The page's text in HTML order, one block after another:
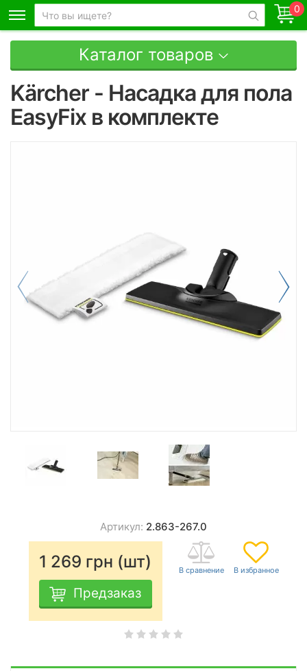
0
Каталог товаров
Kärcher - Насадка для пола
EasyFix в комплекте
Артикул: 2.863-267.0
1 269 грн (шт)
Предзаказ